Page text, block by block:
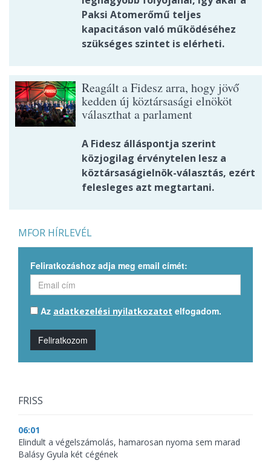
Paksi Atomerőmű teljes
kapacitáson való működéséhez
szükséges szintet is elérheti.
Reagált a Fidesz arra, hogy jövő
kedden új köztársasági elnököt
választhat a parlament
A Fidesz álláspontja szerint
közjogilag érvénytelen lesz a
köztársaságielnök-választás, ezért
felesleges azt megtartani.
MFOR HÍRLEVÉL
Feliratkozáshoz adja meg email címét:
Az adatkezelési nyilatkozatot elfogadom.
Feliratkozom
FRISS
06:01
Elindult a végelszámolás, hamarosan nyoma sem marad
Balásy Gyula két cégének